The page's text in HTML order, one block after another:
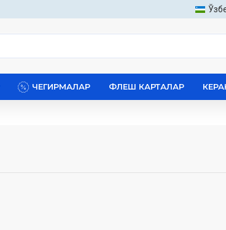
ЧЕГИРМАЛАР ФЛЕШ КАРТАЛАР